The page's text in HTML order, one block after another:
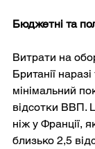
Бюджетні та
Витрати на
Британії
мінімальний
відсотки ВВП.
ніж у Франції,
близько 2,5